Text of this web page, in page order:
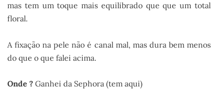
mas tem um toque mais equilibrado que que um total
floral.
A fixação na pele não é canal mal, mas dura bem menos
do que o que falei acima.
Onde ? Ganhei da Sephora (tem aqui)